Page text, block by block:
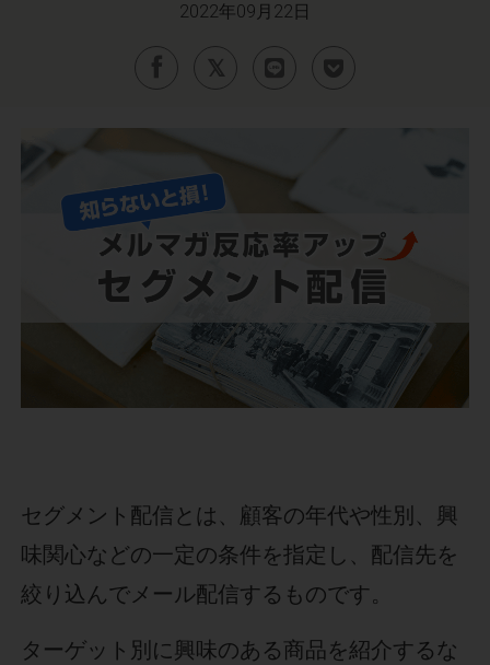
2022年09月22日
セグメント配信とは、顧客の年代や性別、興
味関心などの一定の条件を指定し、配信先を
絞り込んでメール配信するものです。
ターゲット別に興味のある商品を紹介するな